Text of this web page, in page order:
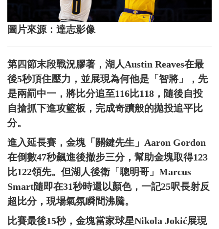
圖片來源：達志影像
第四節末段戰況膠著，湖人Austin Reaves在最
後5秒頂住壓力，並展現為何他是「智將」，先
是兩罰中一，將比分追至116比118，隨後自投
自搶抓下進攻籃板，完成奇蹟般的拋投追平比
分。
進入延長賽，金塊「關鍵先生」Aaron Gordon
在倒數47秒飆進後撤步三分，幫助金塊取得123
比122領先。但湖人後衛「聰明哥」Marcus
Smart隨即在31秒時還以顏色，一記25呎長射反
超比分，現場氣氛瞬間沸騰。
比賽最後15秒，金塊當家球星Nikola Jokić展現